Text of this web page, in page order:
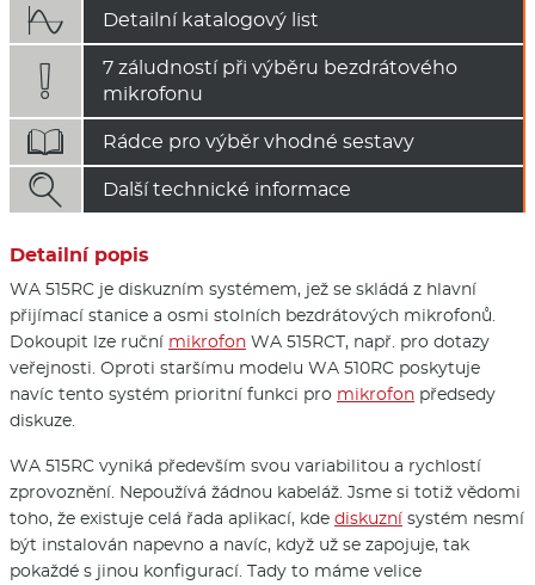
 Detailní katalogový list

7 záludností při výběru bezdrátového
mikrofonu
 Rádce pro výběr vhodné sestavy
 Další technické informace
Detailní popis
WA 515RC je diskuzním systémem, jež se skládá z hlavní
přijímací stanice a osmi stolních bezdrátových mikrofonů.
Dokoupit lze ruční mikrofon WA 515RCT, např. pro dotazy
veřejnosti. Oproti staršímu modelu WA 510RC poskytuje
navíc tento systém prioritní funkci pro mikrofon předsedy
diskuze.
WA 515RC vyniká především svou variabilitou a rychlostí
zprovoznění. Nepoužívá žádnou kabeláž. Jsme si totiž vědomi
toho, že existuje celá řada aplikací, kde diskuzní systém nesmí
být instalován napevno a navíc, když už se zapojuje, tak
pokaždé s jinou konfigurací. Tady to máme velice